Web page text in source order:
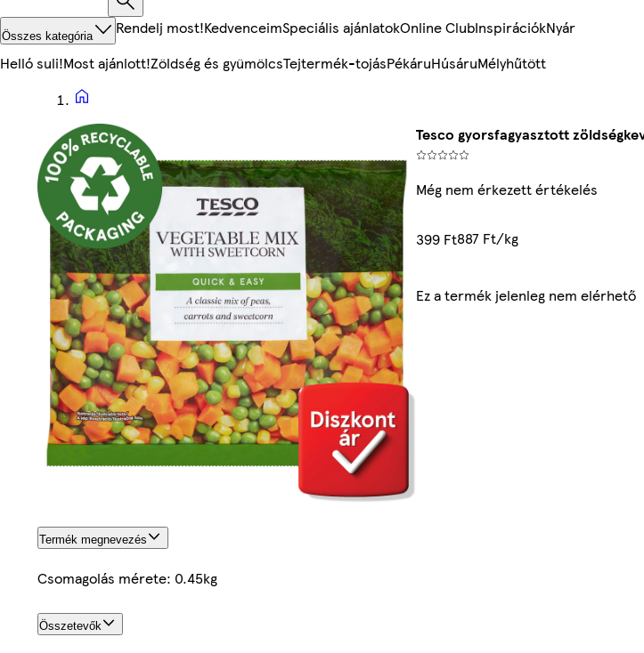
Összes kategória Rendelj most!KedvenceimSpeciális ajánlatokOnline ClubInspirációkNyár
Helló suli!Most ajánlott!Zöldség és gyümölcsTejtermék-tojásPékáruHúsáruMélyhűtött
Tesco gyorsfagyasztott
Még nem érkezett értékelés
399 Ft887 Ft/kg
Ez a termék jelenleg nem elérhető
Termék megnevezés
Csomagolás mérete: 0.45kg
Összetevők